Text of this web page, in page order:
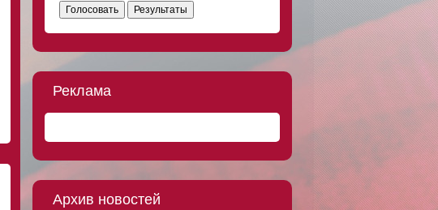
Голосовать Результаты
Реклама
Архив новостей